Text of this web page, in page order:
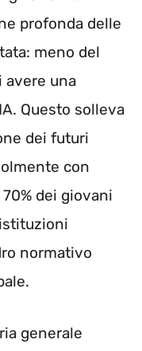
profonda delle
meno del
avere una
Questo solleva
dei futuri
con
dei giovani
normativo
generale